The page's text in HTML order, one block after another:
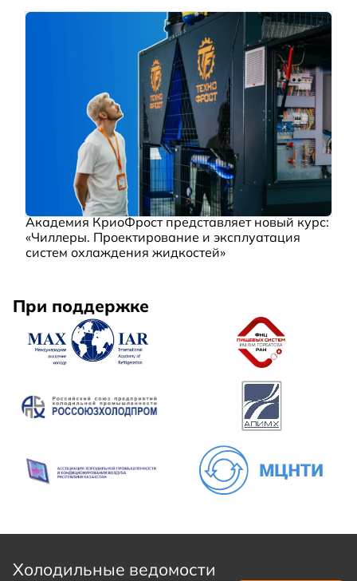
Академия КриоФрост представляет новый курс:
«Чиллеры. Проектирование и эксплуатация
систем охлаждения жидкостей»
При поддержке
Холодильные ведомости